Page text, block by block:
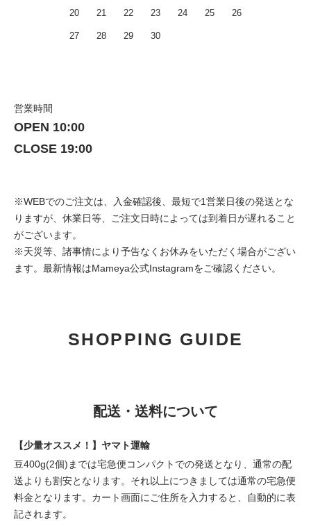
20 21 22 23 24 25 26
27 28 29 30
営業時間
OPEN 10:00
CLOSE 19:00
※WEBでのご注文は、入金確認後、最短で1営業日後の発送とな
りますが、休業日等、ご注文日時によっては到着日が遅れること
がございます。
※天災等、諸事情により予告なくお休みをいただく場合がござい
ます。最新情報はMameya公式Instagramをご確認ください。
SHOPPING GUIDE
配送・送料について
【少量オススメ！】ヤマト運輸
豆400g(2個)までは宅急便コンパクトでの発送となり、通常の配
送よりも割安となります。それ以上につきましては通常の宅急便
料金となります。カート画面にご住所を入力すると、自動的に表
記されます。